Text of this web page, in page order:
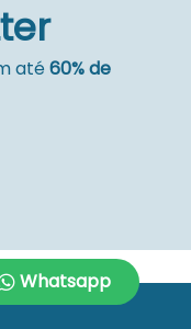
até60% de
Whatsapp